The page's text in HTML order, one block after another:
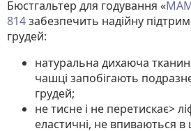
Бюстгальтер для годування «
814забезпечить надійну
грудей:
натуральна дихаюча
чашці запобігають
грудей;
не тисне і не перетискає>
еластичні, не впиваються в